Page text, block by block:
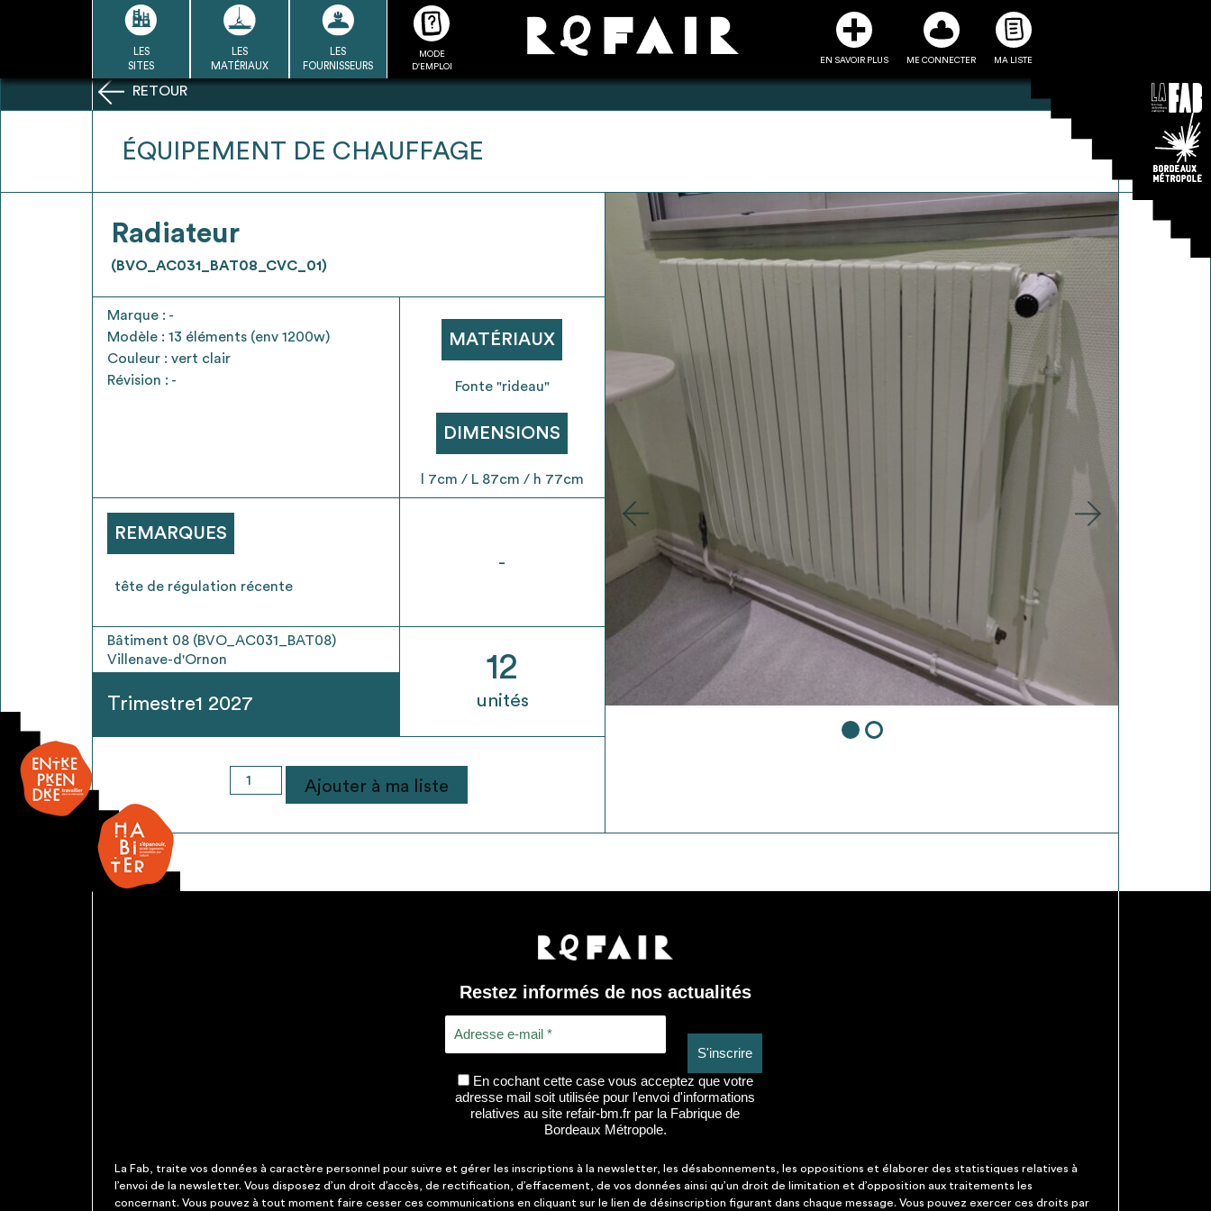
LES
SITES
LES
MATÉRIAUX
LES
FOURNISSEURS
MODE
D'EMPLOI
EN SAVOIR PLUS ME CONNECTER MA LISTE
LA DÉMARCHE
LA BASE
DU RÉEMPLOI
Refair mode d'emploi
Se connecter / Se créer un
2
Ajouter les matériaux
"
Transmettre sa liste de
manifestation d'intérêt pour
les matériaux sélectionnés
Exporter sa liste et ses fiches
produits pour l’utiliser comme
un outil d’aide à la conception
de projet
Être recontacté afin d’obtenir
plus de renseignements sur les
modalités et stratégies de
récupérations envisageables
* Attention, l’ajout des matériaux à sa liste et son envoi ne vaut aucunement réservation.
RETOUR
ÉQUIPEMENT DE CHAUFFAGE
Radiateur
(BVO_AC031_BAT08_CVC_01)
Marque : -
Modèle : 13 éléments (env 1200w)
Couleur : vert clair
Révision : -
REMARQUES
tête de régulation récente
Bâtiment 08 (BVO_AC031_BAT08)
Villenave-d'Ornon
Trimestre1 2027
MATÉRIAUX
Fonte "rideau"
DIMENSIONS
l 7cm / L 87cm / h 77cm
-
12
unités
quantité
de
Ajouter à ma liste
Restez informés de nos actualités
En cochant cette case vous acceptez que votre
adresse mail soit utilisée pour l'envoi d'informations
relatives au site refair-bm.fr par la Fabrique de
Bordeaux Métropole.
La Fab, traite vos données à caractère personnel pour suivre et gérer les inscriptions à la newsletter, les désabonnements, les oppositions et élaborer des statistiques relatives à
l’envoi de la newsletter. Vous disposez d’un droit d’accès, de rectification, d’effacement, de vos données ainsi qu’un droit de limitation et d’opposition aux traitements les
concernant. Vous pouvez à tout moment faire cesser ces communications en cliquant sur le lien de désinscription figurant dans chaque message. Vous pouvez exercer ces droits par